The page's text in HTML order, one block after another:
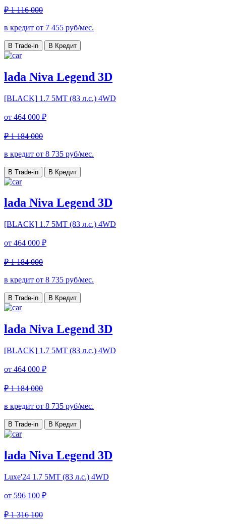
₽ 1 116 000
в кредит от 7 455 руб/мес.
В Trade-in В Кредит
lada Niva Legend 3D
[BLACK] 1.7 5МТ (83 л.с.) 4WD
от 464 000 ₽
₽ 1 184 000
в кредит от 8 735 руб/мес.
В Trade-in В Кредит
lada Niva Legend 3D
[BLACK] 1.7 5МТ (83 л.с.) 4WD
от 464 000 ₽
₽ 1 184 000
в кредит от 8 735 руб/мес.
В Trade-in В Кредит
lada Niva Legend 3D
[BLACK] 1.7 5МТ (83 л.с.) 4WD
от 464 000 ₽
₽ 1 184 000
в кредит от 8 735 руб/мес.
В Trade-in В Кредит
lada Niva Legend 3D
Luxe'24 1.7 5МТ (83 л.с.) 4WD
от 596 100 ₽
₽ 1 316 100